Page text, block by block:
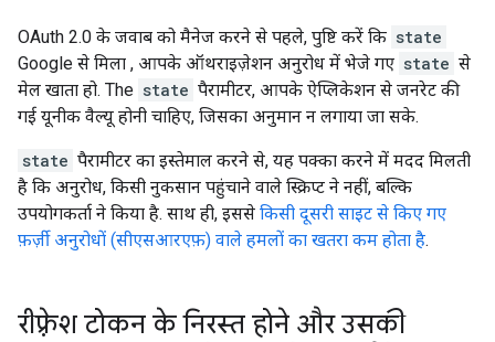
OAuth 2.0 के जवाब को मैनेज करने से पहले, पुष्टि करें कि state
Google से मिला , आपके ऑथराइज़ेशन अनुरोध में भेजे गए state से
मेल खाता हो. The state पैरामीटर, आपके ऐप्लिकेशन से जनरेट की
गई यूनीक वैल्यू होनी चाहिए, जिसका अनुमान न लगाया जा सके.
state पैरामीटर का इस्तेमाल करने से, यह पक्का करने में मदद मिलती
है कि अनुरोध, किसी नुकसान पहुंचाने वाले स्क्रिप्ट ने नहीं, बल्कि
उपयोगकर्ता ने किया है. साथ ही, इससे किसी दूसरी साइट से किए गए
फ़र्ज़ी अनुरोधों (सीएसआरएफ़) वाले हमलों का खतरा कम होता है.
रीफ़्रेश टोकन के निरस्त होने और उसकी